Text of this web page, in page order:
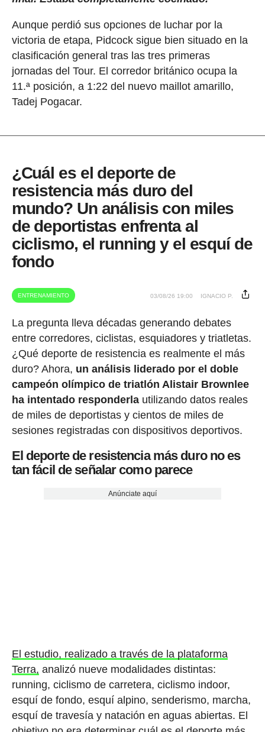
Aunque perdió sus opciones de luchar por la
victoria de etapa, Pidcock sigue bien situado en la
clasificación general tras las tres primeras
jornadas del Tour. El corredor británico ocupa la
11.ª posición, a 1:22 del nuevo maillot amarillo,
Tadej Pogacar.
¿Cuál es el deporte de
resistencia más duro del
mundo? Un análisis con miles
de deportistas enfrenta al
ciclismo, el running y el esquí de
fondo
ENTRENAMIENTO 03/08/26 19:00 IGNACIO P.
La pregunta lleva décadas generando debates
entre corredores, ciclistas, esquiadores y triatletas.
¿Qué deporte de resistencia es realmente el más
duro? Ahora, un análisis liderado por el doble
campeón olímpico de triatlón Alistair Brownlee
ha intentado responderla utilizando datos reales
de miles de deportistas y cientos de miles de
sesiones registradas con dispositivos deportivos.
El deporte de resistencia más duro no es
tan fácil de señalar como parece
Anúnciate aquí
El estudio, realizado a través de la plataforma
Terra, analizó nueve modalidades distintas:
running, ciclismo de carretera, ciclismo indoor,
esquí de fondo, esquí alpino, senderismo, marcha,
esquí de travesía y natación en aguas abiertas. El